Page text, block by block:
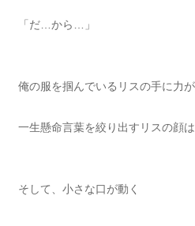
「だ…から…」
俺の服を掴んでいるリスの手に力
一生懸命言葉を絞り出すリスの顔
そして、小さな口が動く